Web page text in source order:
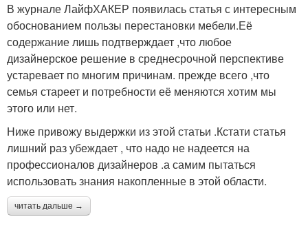
В журнале ЛайфХАКЕР появилась статья с интересным
обоснованием пользы перестановки мебели.Её
содержание лишь подтверждает ,что любое
дизайнерское решение в среднесрочной перспективе
устаревает по многим причинам. прежде всего ,что
семья стареет и потребности её меняются хотим мы
этого или нет.
Ниже привожу выдержки из этой статьи .Кстати статья
лишний раз убеждает , что надо не надеется на
профессионалов дизайнеров .а самим пытаться
использовать знания накопленные в этой области.
читать дальше →